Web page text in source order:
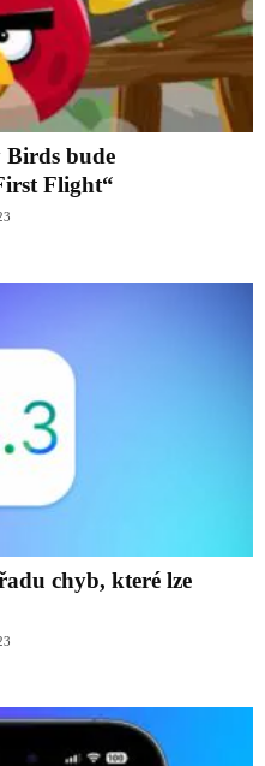
Birds bude
Flight“
chyb, které lze